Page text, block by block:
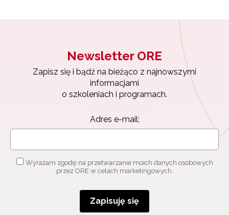
Newsletter ORE
Zapisz się i bądź na bieżąco z najnowszymi
informacjami
o szkoleniach i programach.
Adres e-mail:
Wyrażam zgodę na przetwarzanie moich danych osobowych
przez ORE w celach marketingowych.
Zapisuję się